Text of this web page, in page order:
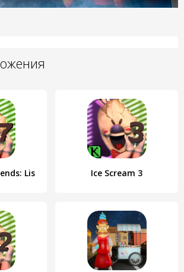
Lis Ice Scream 3